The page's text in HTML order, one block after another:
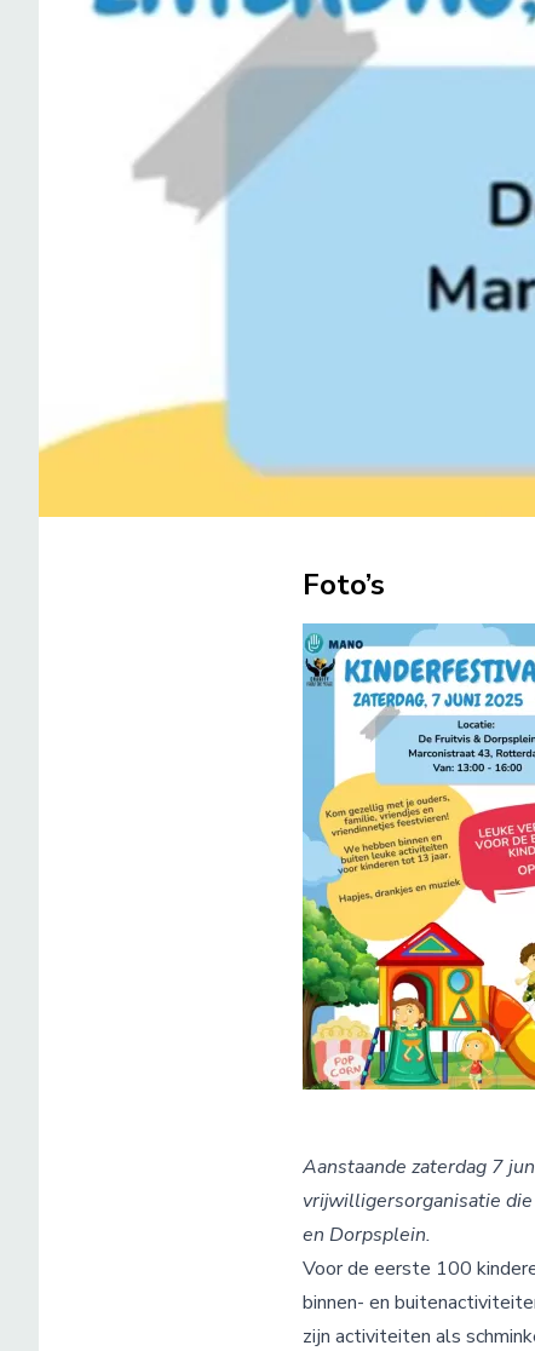
Foto’s
Aanstaande zaterdag 7
vrijwilligersorganisatie
en Dorpsplein.
Voor de eerste 100
binnen- en
zijn activiteiten als